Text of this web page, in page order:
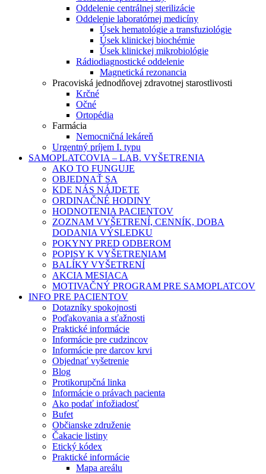
Oddelenie centrálnej sterilizácie
Oddelenie laboratórnej medicíny
Úsek hematológie a transfuziológie
Úsek klinickej biochémie
Úsek klinickej mikrobiológie
Rádiodiagnostické oddelenie
Magnetická rezonancia
Pracoviská jednodňovej zdravotnej starostlivosti
Krčné
Očné
Ortopédia
Farmácia
Nemocničná lekáreň
Urgentný príjem I. typu
SAMOPLATCOVIA – LAB. VYŠETRENIA
AKO TO FUNGUJE
OBJEDNAŤ SA
KDE NÁS NÁJDETE
ORDINAČNÉ HODINY
HODNOTENIA PACIENTOV
ZOZNAM VYŠETRENÍ, CENNÍK, DOBA
DODANIA VÝSLEDKU
POKYNY PRED ODBEROM
POPISY K VYŠETRENIAM
BALÍKY VYŠETRENÍ
AKCIA MESIACA
MOTIVAČNÝ PROGRAM PRE SAMOPLATCOV
INFO PRE PACIENTOV
Dotazníky spokojnosti
Poďakovania a sťažnosti
Praktické informácie
Informácie pre cudzincov
Informácie pre darcov krvi
Objednať vyšetrenie
Blog
Protikorupčná linka
Informácie o právach pacienta
Ako podať infožiadosť
Bufet
Občianske združenie
Čakacie listiny
Etický kódex
Praktické informácie
Mapa areálu